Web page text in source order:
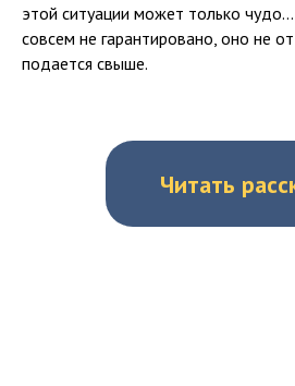
этой ситуации может только
совсем не гарантировано, оно не
подается свыше.
Читать